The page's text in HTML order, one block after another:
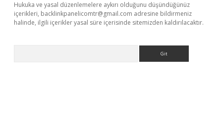
Hukuka ve yasal düzenlemelere aykırı olduğunu düşündüğünüz
içerikleri, backlinkpanelicomtr@gmail.com adresine bildirmeniz
halinde, ilgili içerikler yasal süre içerisinde sitemizden kaldırılacaktır.